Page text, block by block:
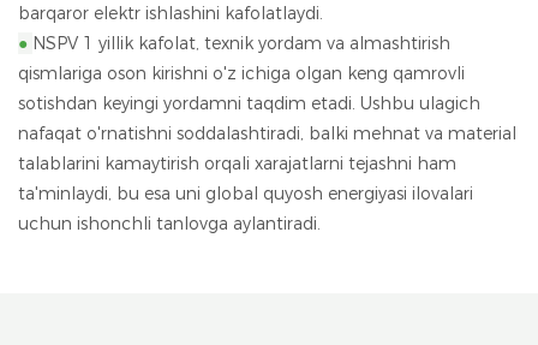
barqaror elektr ishlashini kafolatlaydi.
● NSPV 1 yillik kafolat, texnik yordam va almashtirish
qismlariga oson kirishni o'z ichiga olgan keng qamrovli
sotishdan keyingi yordamni taqdim etadi. Ushbu ulagich
nafaqat o'rnatishni soddalashtiradi, balki mehnat va material
talablarini kamaytirish orqali xarajatlarni tejashni ham
ta'minlaydi, bu esa uni global quyosh energiyasi ilovalari
uchun ishonchli tanlovga aylantiradi.